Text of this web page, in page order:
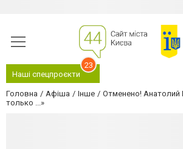
Наші спецпроєкти
23
Головна Афіша Інше
Отменено! Анатолий
только ...»